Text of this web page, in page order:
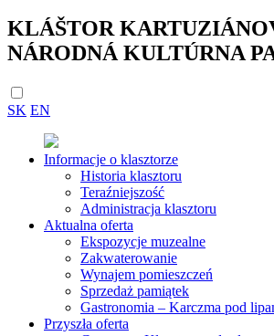
KLÁŠTOR
NÁRODNÁ KULTÚRNA
SK EN
Informacje o klasztorze
Historia klasztoru
Teraźniejszość
Administracja klasztoru
Aktualna oferta
Ekspozycje muzealne
Zakwaterowanie
Wynajem pomieszczeń
Sprzedaż pamiątek
Gastronomia – Karczma pod
Przyszła oferta